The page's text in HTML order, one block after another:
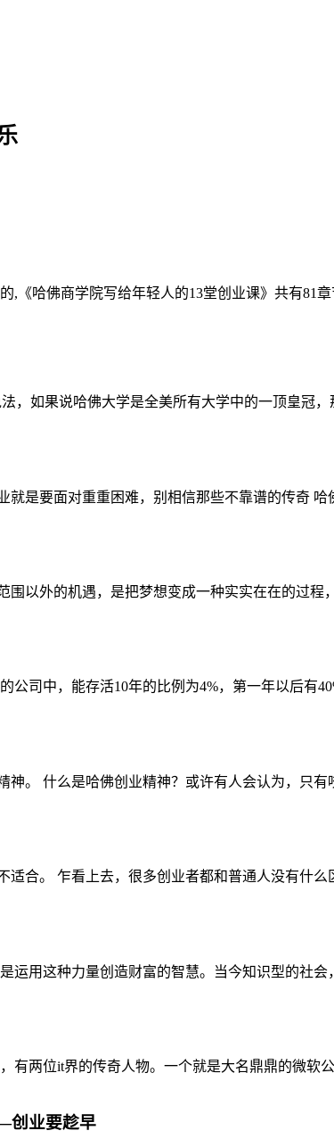
,《哈佛商学院写给年轻人的13堂创业课》共有81
，如果说哈佛大学是全美所有大学中的一顶皇冠
要面对重重困难，别相信那些不靠谱的传奇 哈
以外的机遇，是把梦想变成一种实实在在的过
司中，能存活10年的比例为4%，第一年以后有
。 什么是哈佛创业精神？或许有人会认为，只
合。 乍看上去，很多创业者都和普通人没有什
运用这种力量创造财富的智慧。当今知识型的社
两位it界的传奇人物。一个就是大名鼎鼎的微软
创业要趁早